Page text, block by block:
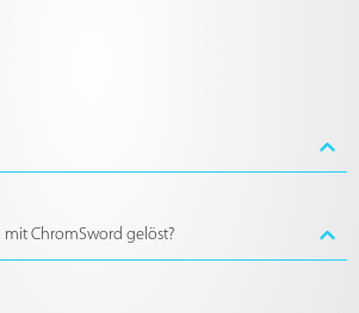
ChromSword gelöst?